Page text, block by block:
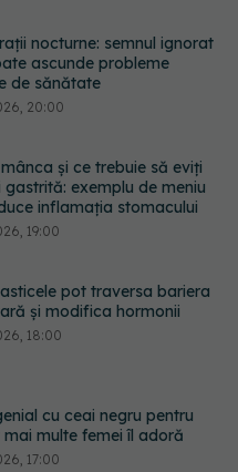
și ce trebuie să eviți
exemplu de meniu
inflamația stomacului
19:00
pot traversa bariera
și modifica hormonii
18:00
cu ceai negru pentru
mai multe femei îl adoră
17:00
folosit de peste 60 de
acționează într-un loc